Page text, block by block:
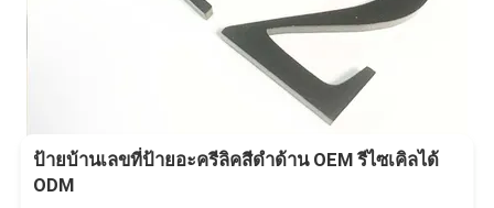
ป้ายบ้านเลขที่ป้ายอะครีลิคสีดำด้าน OEM รีไซเคิลได้
ODM